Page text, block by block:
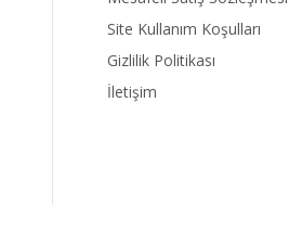
Site Kullanım Koşulları
Gizlilik Politikası
İletişim